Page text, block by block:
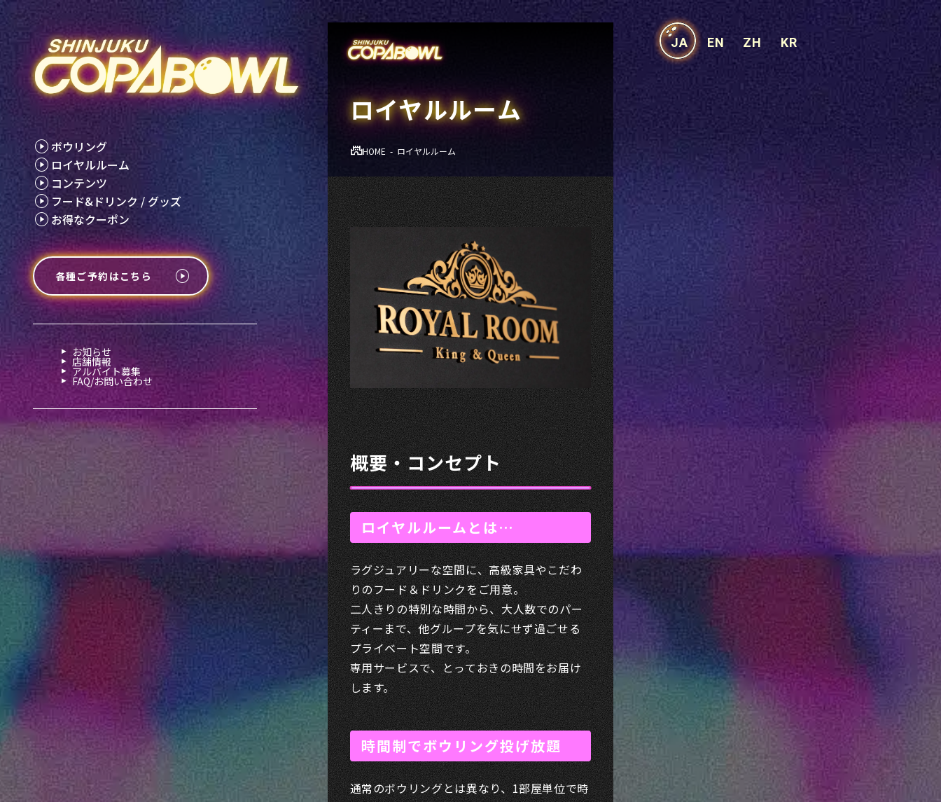
ボウリング
ロイヤルルーム
コンテンツ
フード&ドリンク / グッズ
お得なクーポン
各種ご予約はこちら
お知らせ
店舗情報
アルバイト募集
FAQ/お問い合わせ
JA EN ZH KR
ロイヤルルーム
HOME ロイヤルルーム
概要・コンセプト
ロイヤルルームとは…
ラグジュアリーな空間に、高級家具やこだわ
りのフード＆ドリンクをご用意。
二人きりの特別な時間から、大人数でのパー
ティーまで、他グループを気にせず過ごせる
プライベート空間です。
専用サービスで、とっておきの時間をお届け
します。
時間制でボウリング投げ放題
通常のボウリングとは異なり、1部屋単位で時